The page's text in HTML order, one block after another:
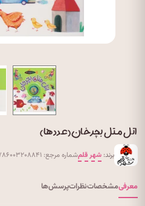
اتل متل بچرخان (عدد ها)
برند: شهر قلمشماره مرجع: ۹۷۸۶۰۰۳۲۰۸۸۴۱
معرفیمشخصاتنظراتپرسش‌ها